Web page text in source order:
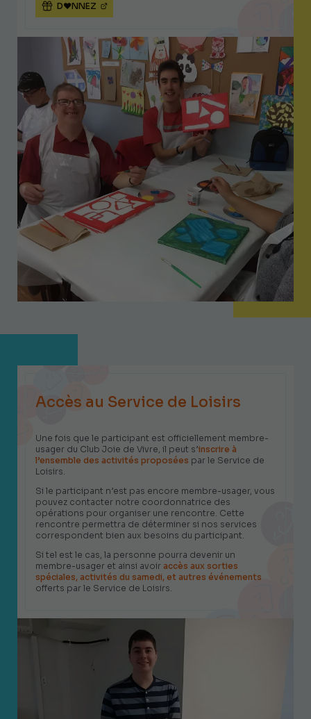
D♥NNEZ
Accès au Service de Loisirs
Une fois que le participant est officiellement membre-
usager du Club Joie de Vivre, il peut s’inscrire à
l’ensemble des activités proposées par le Service de
Loisirs.
Si le participant n’est pas encore membre-usager, vous
pouvez contacter notre coordonnatrice des
opérations pour organiser une rencontre. Cette
rencontre permettra de déterminer si nos services
correspondent bien aux besoins du participant.
Si tel est le cas, la personne pourra devenir un
membre-usager et ainsi avoir accès aux sorties
spéciales, activités du samedi, et autres événements
offerts par le Service de Loisirs.